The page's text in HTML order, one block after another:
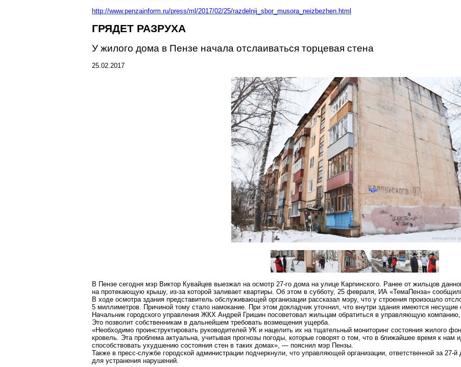
http://www.penzainform.ru/press/ml/2017/02/25/razdelnij_sbor_musora_neizbezhen.html
ГРЯДЕТ РАЗРУХА
У жилого дома в Пензе начала отслаиваться торцевая стена
25.02.2017
В Пензе сегодня мэр Виктор Кувайцев выезжал на осмотр 27-го дома на улице Карпинского. Ранее от жильцов
на протекающую крышу, из-за которой заливает квартиры. Об этом в субботу, 25 февраля, ИА «ТемаПенза»
В ходе осмотра здания представитель обслуживающей организации рассказал мэру, что у строения произошло
5 миллиметров. Причиной тому стало намокание. При этом докладчик уточнил, что внутри здания имеются несущие
Начальник городского управления ЖКХ Андрей Гришин посоветовал жильцам обратиться в управляющую
Это позволит собственникам в дальнейшем требовать возмещения ущерба.
«Необходимо проинструктировать руководителей УК и нацелить их на тщательный мониторинг состояния жилого
кровель. Эта проблема актуальна, учитывая прогнозы погоды, которые говорят о том, что в ближайшее время к нам
способствовать ухудшению состояния стен в таких домах», — пояснил мэр Пензы.
Также в пресс-службе городской администрации подчеркнули, что управляющей организации, ответственной за 27-
для устранения нарушений.